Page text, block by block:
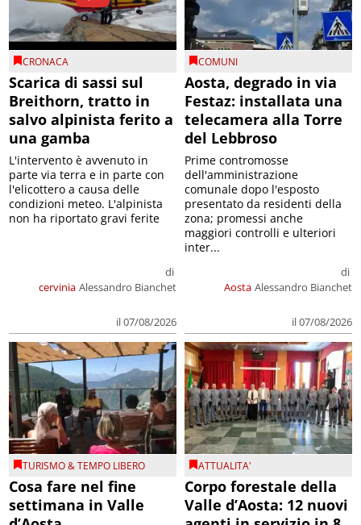
CRONACA
Scarica di sassi sul
Breithorn, tratto in
salvo alpinista ferito a
una gamba
cervinia
di
Alessandro Bianchet
il 07/08/2026
L'intervento è avvenuto in
parte via terra e in parte con
l'elicottero a causa delle
condizioni meteo. L'alpinista
non ha riportato gravi ferite
COMUNI
Aosta, degrado in via
Festaz: installata una
telecamera alla Torre
del Lebbroso
Aosta
di
Alessandro Bianchet
il 07/08/2026
Prime contromosse
dell'amministrazione
comunale dopo l'esposto
presentato da residenti della
zona; promessi anche
maggiori controlli e ulteriori
inter...
TURISMO & TEMPO LIBERO
Cosa fare nel fine
settimana in Valle
ATTUALITA'
Corpo forestale della
Valle d’Aosta: 12 nuovi